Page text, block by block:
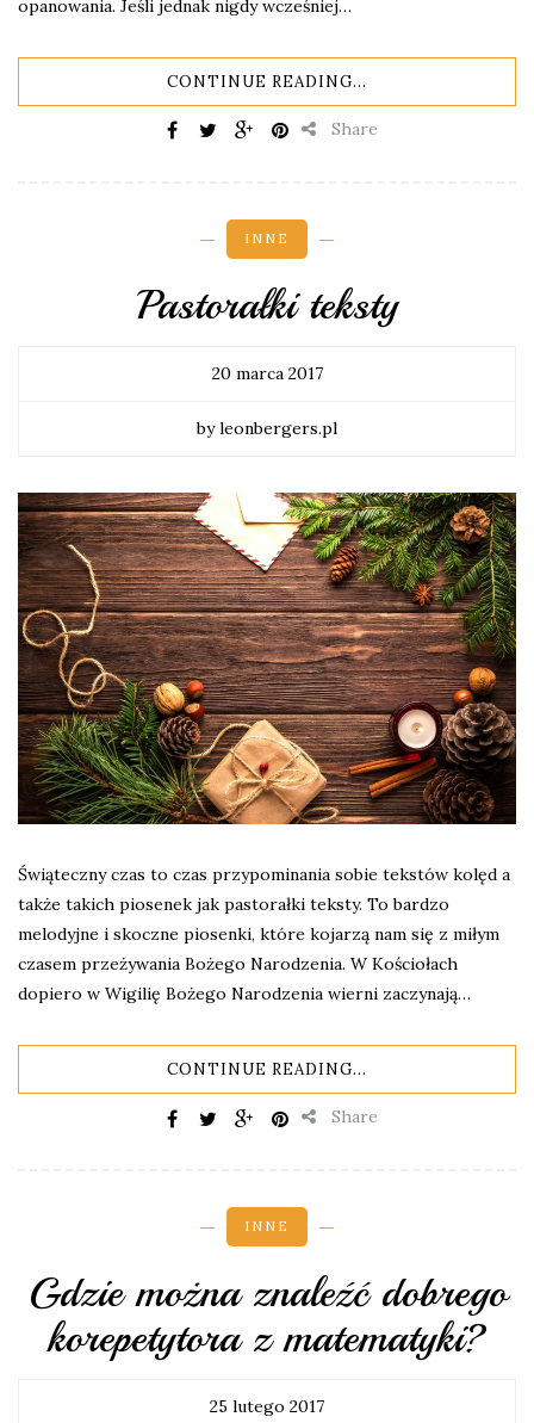
opanowania. Jeśli jednak nigdy wcześniej…
CONTINUE READING...
Share
INNE
Pastorałki teksty
20 marca 2017
by leonbergers.pl
Świąteczny czas to czas przypominania sobie tekstów kolęd a
także takich piosenek jak pastorałki teksty. To bardzo
melodyjne i skoczne piosenki, które kojarzą nam się z miłym
czasem przeżywania Bożego Narodzenia. W Kościołach
dopiero w Wigilię Bożego Narodzenia wierni zaczynają…
CONTINUE READING...
Share
INNE
Gdzie można znaleźć dobrego
korepetytora z matematyki?
25 lutego 2017